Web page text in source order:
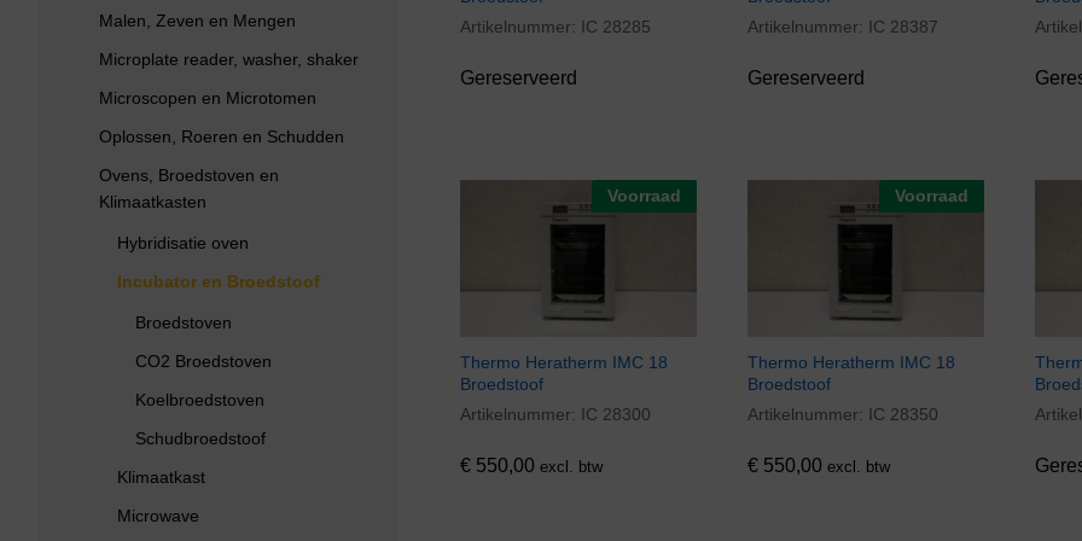
Artikelnummer: IC 28285
Gereserveerd
Artikelnummer: IC 28387
Gereserveerd
Voorraad
Thermo Heratherm IMC 18
Broedstoof
Artikelnummer: IC 28300
€550,00 excl. btw
€550,00
Voorraad
Thermo Heratherm IMC 18
Broedstoof
Artikelnummer: IC 28350
€550,00 excl. btw
€550,00
Malen, Zeven en Mengen
Microplate reader, washer, shaker
Microscopen en Microtomen
Oplossen, Roeren en Schudden
Ovens, Broedstoven en
Klimaatkasten
Hybridisatie oven
Incubator en Broedstoof
Broedstoven
CO2 Broedstoven
Koelbroedstoven
Schudbroedstoof
Klimaatkast
Microwave